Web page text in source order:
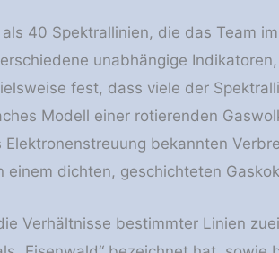
40 Spektrallinien, die das Team
unabhängige
fest, dass viele der
Modell einer rotierenden
Elektronenstreuung bekannten
einem dichten, geschichteten
Verhältnisse bestimmter Linien